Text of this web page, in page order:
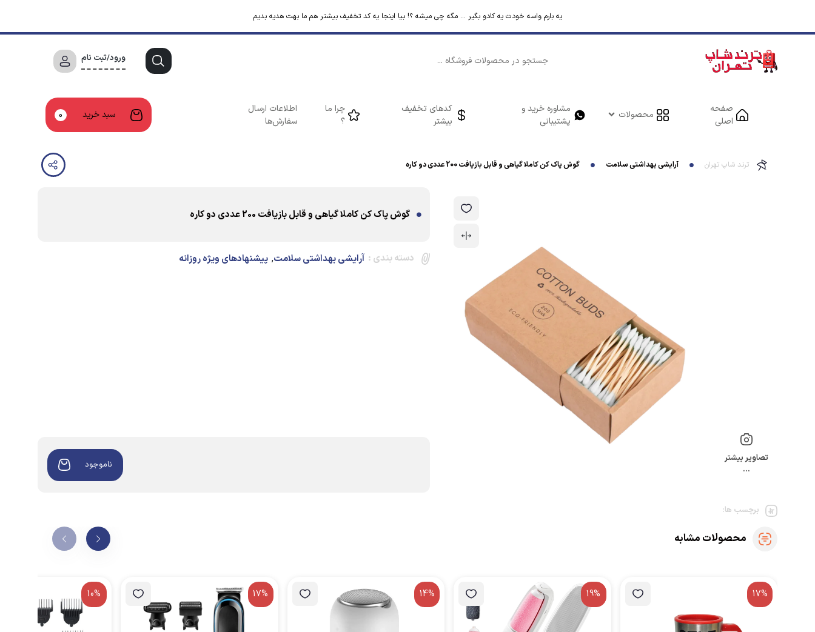
یه بارم واسه خودت یه کادو بگیر ... مگه چی میشه ؟! بیا اینجا یه کد تخفیف بیشتر هم ما بهت هدیه بدیم
ورود/ثبت نام
صفحه
اصلی
محصولات
مشاوره خرید و
پشتیبانی
کدهای تخفیف
بیشتر
چرا ما
؟
اطلاعات ارسال
سفارش‌ها
سبد خرید 0
ترند شاپ تهران آرایشی بهداشتی سلامت گوش پاک کن کاملا گیاهی و قابل بازیافت 200 عددی دو کاره
تصاویر بیشتر
…
گوش پاک کن کاملا گیاهی و قابل بازیافت 200 عددی دو کاره
دسته بندی : آرایشی بهداشتی سلامت, پیشنهادهای ویژه روزانه
ناموجود
برچسب ها:
محصولات مشابه
17%
19%
14%
17%
10%